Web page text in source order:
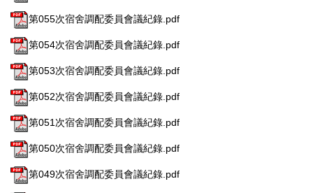
第055次宿舍調配委員會議紀錄.pdf
第054次宿舍調配委員會議紀錄.pdf
第053次宿舍調配委員會議紀錄.pdf
第052次宿舍調配委員會議紀錄.pdf
第051次宿舍調配委員會議紀錄.pdf
第050次宿舍調配委員會議紀錄.pdf
第049次宿舍調配委員會議紀錄.pdf